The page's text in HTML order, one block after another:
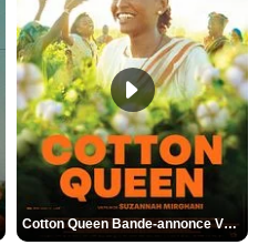
Cotton Queen Bande-annonce VO STFR